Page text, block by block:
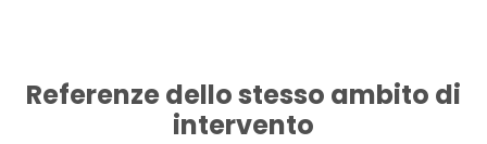
Referenze dello stesso ambito di
intervento